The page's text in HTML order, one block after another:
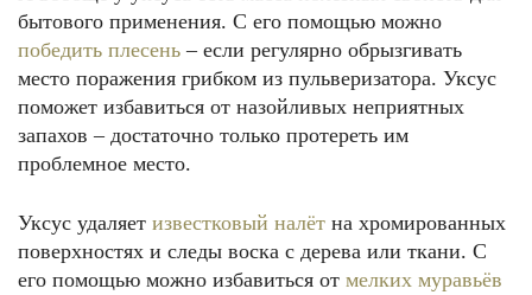
бытового применения. С его помощью можно
победить плесень – если регулярно обрызгивать
место поражения грибком из пульверизатора. Уксус
поможет избавиться от назойливых неприятных
запахов – достаточно только протереть им
проблемное место.
Уксус удаляет известковый налёт на хромированных
поверхностях и следы воска с дерева или ткани. С
его помощью можно избавиться от мелких муравьёв